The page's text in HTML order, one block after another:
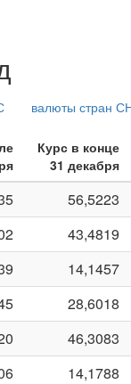
валюты стран
Курс в конце
31 декабря
56,5223
43,4819
14,1457
28,6018
46,3083
14,1788